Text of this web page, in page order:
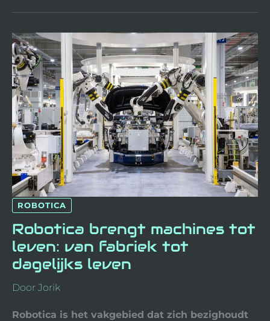
ROBOTICA
Robotica brengt machines tot
leven: van fabriek tot
dagelijks leven
Door Jorik
Robotica is het vakgebied dat zich bezighoudt
ROBOTICA
BRENGT
MACHINES
TOT
LEVEN:
VAN
FABRIEK
TOT
DAGELIJKS
LEVEN